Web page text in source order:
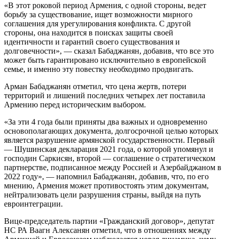
«В этот роковой период Армения, с одной стороны, ведет
борьбу за существование, ищет возможности мирного
соглашения для урегулирования конфликта. С другой
стороны, она находится в поисках защиты своей
идентичности и гарантий своего существования и
долговечности», — сказал Бабаджанян, добавив, что все это
может быть гарантировано исключительно в европейской
семье, и именно эту повестку необходимо продвигать.
Арман Бабаджанян отметил, что цена жертв, потери
территорий и лишений последних четырех лет поставила
Армению перед историческим выбором.
«За эти 4 года были приняты два важных и одновременно
основополагающих документа, долгосрочной целью которых
является разрушение армянской государственности. Первый
— Шушинская декларация 2021 года, о которой упомянул и
господин Саркисян, второй — соглашение о стратегическом
партнерстве, подписанное между Россией и Азербайджаном в
2022 году», — напомнил Бабаджанян, добавив, что, по его
мнению, Армения может противостоять этим документам,
нейтрализовать цели разрушения страны, выйдя на путь
евроинтеграции.
Вице-председатель партии «Гражданский договор», депутат
НС РА Ваагн Алексанян отметил, что в отношениях между